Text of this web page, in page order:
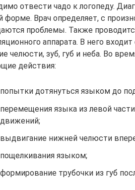
отвести чадо к логопеду.
форме. Врач определяет, с
проблемы. Также
аппарата. В него
челюсти, зуб, губ и неба. Во
действия:
попытки дотянуться языком до
перемещения языка из левой
движений;
выдвигание нижней челюсти
пощелкивания языком;
формирование трубочки из губ